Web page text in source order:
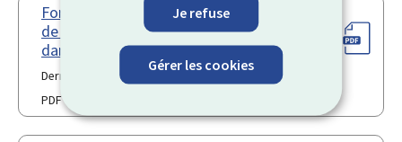
Je refuse
Gérer les cookies
Formulaire de notification obligatoire
de retrait / Rappel en cas de problème
dans la chaîne alimentaire
Dernière modification le 18.10.2023
PDF